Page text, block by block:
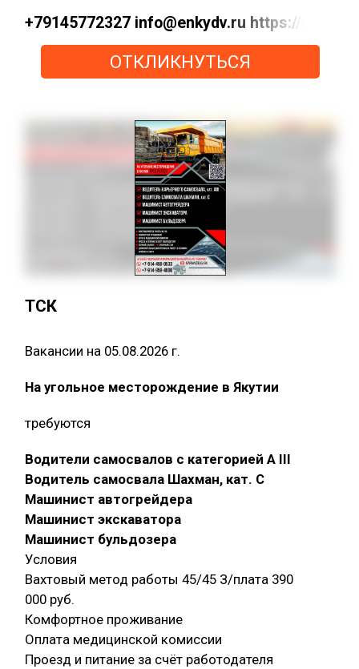
+79145772327 info@enkydv.ru https://
ОТКЛИКНУТЬСЯ
ТСК
Вакансии на 05.08.2026 г.
На угольное месторождение в Якутии
требуются
Водители самосвалов с категорией A III
Водитель самосвала Шахман, кат. С
Машинист автогрейдера
Машинист экскаватора
Машинист бульдозера
Условия
Вахтовый метод работы 45/45 З/плата 390
000 руб.
Комфортное проживание
Оплата медицинской комиссии
Проезд и питание за счёт работодателя